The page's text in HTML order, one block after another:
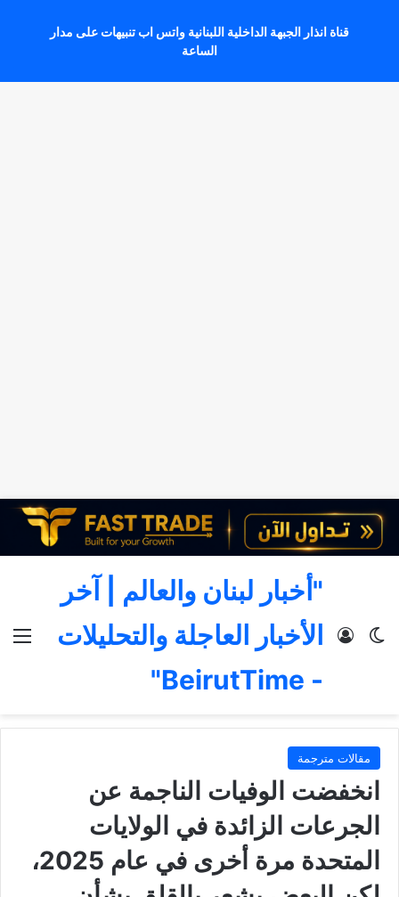
قناة انذار الجبهة الداخلية اللبنانية واتس اب تنبيهات على مدار
الساعة
"أخبار لبنان والعالم | آخر
الأخبار العاجلة والتحليلات
- BeirutTime"
الوضع المظلم
تسجيل الدخول
مقالات مترجمة
انخفضت الوفيات الناجمة عن
الجرعات الزائدة في الولايات
المتحدة مرة أخرى في عام 2025،